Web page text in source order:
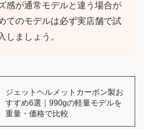
感が通常モデルと違う場合が
てのモデルは必ず実店舗で試
しましょう。
ジェットヘルメットカーボン製お
すすめ6選｜990gの軽量モデルを
重量・価格で比較